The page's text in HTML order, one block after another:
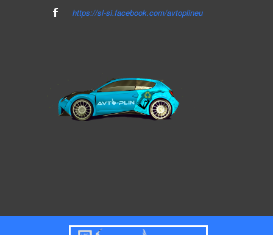
https://sl-si.facebook.com/avtoplineu